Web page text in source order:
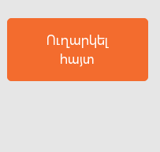
Ուղարկել
հայտ